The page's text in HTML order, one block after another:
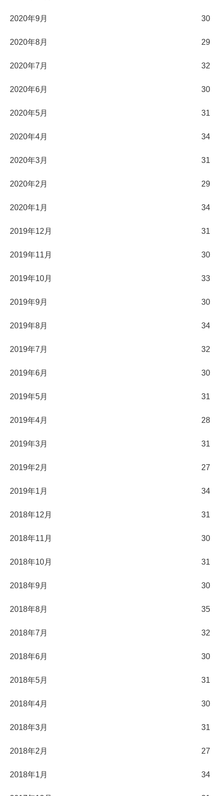
2020年9月 30
2020年8月 29
2020年7月 32
2020年6月 30
2020年5月 31
2020年4月 34
2020年3月 31
2020年2月 29
2020年1月 34
2019年12月 31
2019年11月 30
2019年10月 33
2019年9月 30
2019年8月 34
2019年7月 32
2019年6月 30
2019年5月 31
2019年4月 28
2019年3月 31
2019年2月 27
2019年1月 34
2018年12月 31
2018年11月 30
2018年10月 31
2018年9月 30
2018年8月 35
2018年7月 32
2018年6月 30
2018年5月 31
2018年4月 30
2018年3月 31
2018年2月 27
2018年1月 34